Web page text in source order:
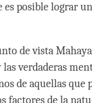
es posible lograr
de vista
verdaderas
de aquellas
factores de la